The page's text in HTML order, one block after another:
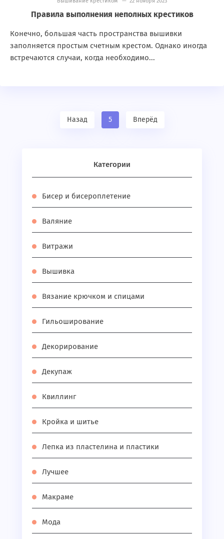
Правила выполнения неполных крестиков
Конечно, большая часть пространства вышивки
заполняется простым счетным крестом. Однако иногда
встречаются случаи, когда необходимо...
Назад 5 Вперёд
Категории
Бисер и бисероплетение
Валяние
Витражи
Вышивка
Вязание крючком и спицами
Гильоширование
Декорирование
Декупаж
Квиллинг
Кройка и шитье
Лепка из пластелина и пластики
Лучшее
Макраме
Мода